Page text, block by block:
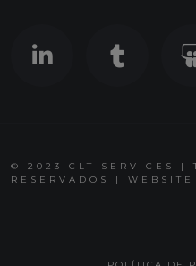
© 2023 CLT SERVICES |
RESERVADOS |